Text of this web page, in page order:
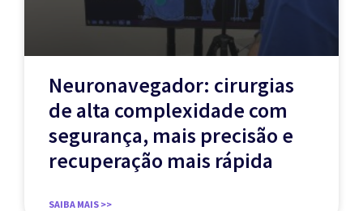
Neuronavegador: cirurgias
de alta complexidade com
segurança, mais precisão e
recuperação mais rápida
SAIBA MAIS >>